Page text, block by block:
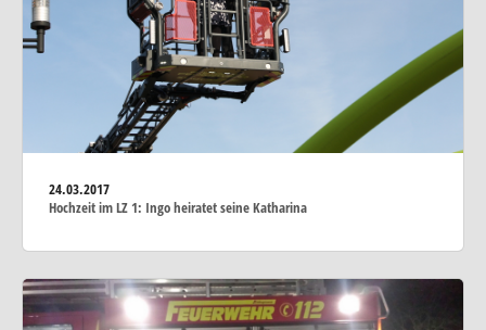
24.03.2017
Hochzeit im LZ 1: Ingo heiratet seine Katharina